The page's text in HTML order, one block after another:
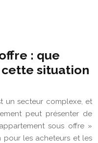
: que
situation
un secteur complexe, et
peut présenter de
sous offre »
pour les acheteurs et les